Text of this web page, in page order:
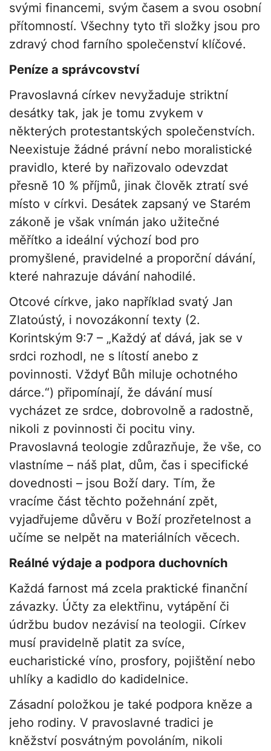
svými financemi, svým časem a svou osobní
přítomností. Všechny tyto tři složky jsou pro
zdravý chod farního společenství klíčové.
Peníze a správcovství
Pravoslavná církev nevyžaduje striktní
desátky tak, jak je tomu zvykem v
některých protestantských společenstvích.
Neexistuje žádné právní nebo moralistické
pravidlo, které by nařizovalo odevzdat
přesně 10 % příjmů, jinak člověk ztratí své
místo v církvi. Desátek zapsaný ve Starém
zákoně je však vnímán jako užitečné
měřítko a ideální výchozí bod pro
promyšlené, pravidelné a proporční dávání,
které nahrazuje dávání nahodilé.
Otcové církve, jako například svatý Jan
Zlatoústý, i novozákonní texty (2.
Korintským 9:7 – „Každý ať dává, jak se v
srdci rozhodl, ne s lítostí anebo z
povinnosti. Vždyť Bůh miluje ochotného
dárce.“) připomínají, že dávání musí
vycházet ze srdce, dobrovolně a radostně,
nikoli z povinnosti či pocitu viny.
Pravoslavná teologie zdůrazňuje, že vše, co
vlastníme – náš plat, dům, čas i specifické
dovednosti – jsou Boží dary. Tím, že
vracíme část těchto požehnání zpět,
vyjadřujeme důvěru v Boží prozřetelnost a
učíme se nelpět na materiálních věcech.
Reálné výdaje a podpora duchovních
Každá farnost má zcela praktické finanční
závazky. Účty za elektřinu, vytápění či
údržbu budov nezávisí na teologii. Církev
musí pravidelně platit za svíce,
eucharistické víno, prosfory, pojištění nebo
uhlíky a kadidlo do kadidelnice.
Zásadní položkou je také podpora kněze a
jeho rodiny. V pravoslavné tradici je
kněžství posvátným povoláním, nikoli